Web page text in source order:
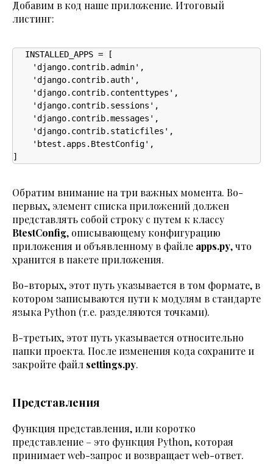
Добавим в код наше приложение. Итоговый
листинг:
INSTALLED_APPS = [
    'django.contrib.admin',
    'django.contrib.auth',
    'django.contrib.contenttypes',
    'django.contrib.sessions',
    'django.contrib.messages',
    'django.contrib.staticfiles',
    'btest.apps.BtestConfig',
]
Обратим внимание на три важных момента. Во-
первых, элемент списка приложений должен
представлять собой строку с путем к классу
BtestConfig, описывающему конфигурацию
приложения и объявленному в файле apps.py, что
хранится в пакете приложения.
Во-вторых, этот путь указывается в том формате, в
котором записываются пути к модулям в стандарте
языка Python (т.е. разделяются точками).
В-третьих, этот путь указывается относительно
папки проекта. После изменения кода сохраните и
закройте файл settings.py.
Представления
Функция представления, или коротко
представление – это функция Python, которая
принимает web-запрос и возвращает web-ответ.